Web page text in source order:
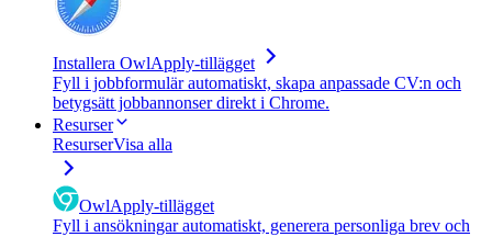
Installera OwlApply-tillägget
Fyll i jobbformulär automatiskt, skapa anpassade CV:n och
betygsätt jobbannonser direkt i Chrome.
Resurser
ResurserVisa alla
OwlApply-tillägget
Fyll i ansökningar automatiskt, generera personliga brev och